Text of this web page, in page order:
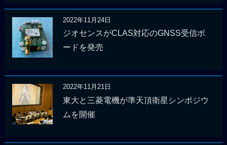
2022年11月24日
ジオセンスがCLAS対応のGNSS受信ボ
ードを発売
2022年11月21日
東大と三菱電機が準天頂衛星シンポジウ
ムを開催